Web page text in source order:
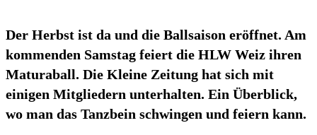
Der Herbst ist da und die Ballsaison eröffnet. Am
kommenden Samstag feiert die HLW Weiz ihren
Maturaball. Die Kleine Zeitung hat sich mit
einigen Mitgliedern unterhalten. Ein Überblick,
wo man das Tanzbein schwingen und feiern kann.